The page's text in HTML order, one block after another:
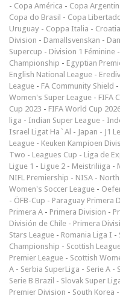
- Copa América - Copa
Copa do Brasil - Copa
Uruguay - Coppa Italia -
Division - Damallsvenskan -
Supercup - Division 1 Féminine -
Championship - Egyptian
English National League -
League - FA Community Shield -
Women's Super League - FIFA
Cup 2023 - FIFA World Cup
liga - Indian Super League -
Israel Ligat Ha`Al - Japan - J1
League - Keuken Kampioen
Two - Leagues Cup - Liga de
Ligue 1 - Ligue 2 - Meistriliiga -
NIFL Premiership - NISA -
Women's Soccer League -
- ÖFB-Cup - Paraguay Primera
Primera A - Primera Division -
División de Chile - Primera
Stars League - Romania Liga I -
Championship - Scottish
Premier League - Scottish
A - Serbia SuperLiga - Serie A -
Serie B Brazil - Slovak Super
Premier Division - South Korea